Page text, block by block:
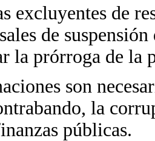
excluyentes de
de
la prórroga de la
son
la
públicas.